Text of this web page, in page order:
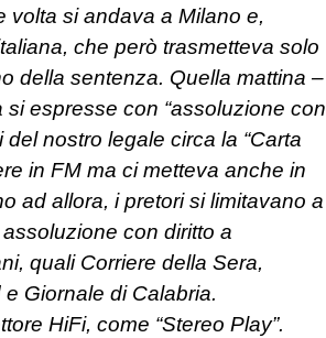
volta si andava a Milano e,
che però trasmetteva solo
della sentenza. Quella mattina –
espresse con “assoluzione con
nostro legale circa la “Carta
in FM ma ci metteva anche in
ad allora, i pretori si limitavano a
con diritto a
quali Corriere della Sera,
Giornale di Calabria.
HiFi, come “Stereo Play”.